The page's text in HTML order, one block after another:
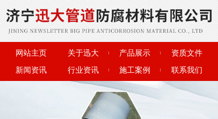
网站主页 关于迅大 产品展示 资质文件
新闻资讯 行业资讯 施工案例 联系我们